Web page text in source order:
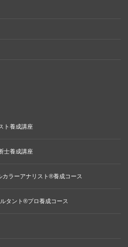
ト養成講座
士養成講座
カラーアナリスト®養成コース
タント®プロ養成コース